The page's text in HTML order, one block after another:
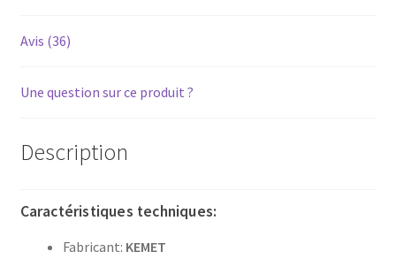
Avis (36)
Une question sur ce produit ?
Description
Caractéristiques techniques:
Fabricant: KEMET